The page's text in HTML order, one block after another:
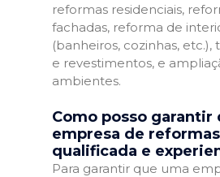
reformas residenciais,
fachadas, reforma de
(banheiros, cozinhas, etc.),
e revestimentos, e
ambientes.
Como posso garantir
empresa de
qualificada e
Para garantir que uma